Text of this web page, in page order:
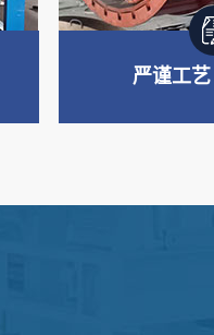
严谨工